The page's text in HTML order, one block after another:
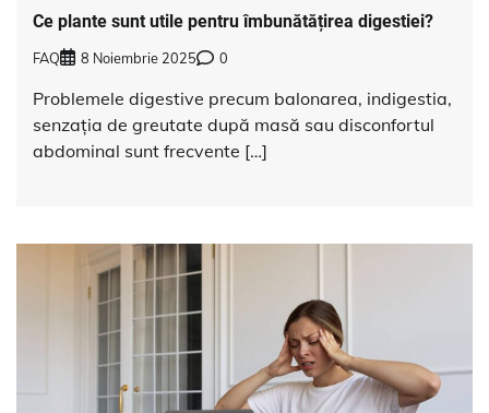
Ce plante sunt utile pentru îmbunătățirea digestiei?
FAQ 8 Noiembrie 2025 0
Problemele digestive precum balonarea, indigestia,
senzația de greutate după masă sau disconfortul
abdominal sunt frecvente […]